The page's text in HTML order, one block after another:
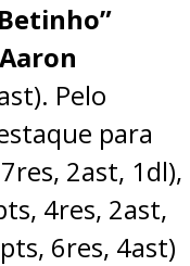
Aaron
Pelo
para
2ast, 1dl),
4res, 2ast,
6res, 4ast)